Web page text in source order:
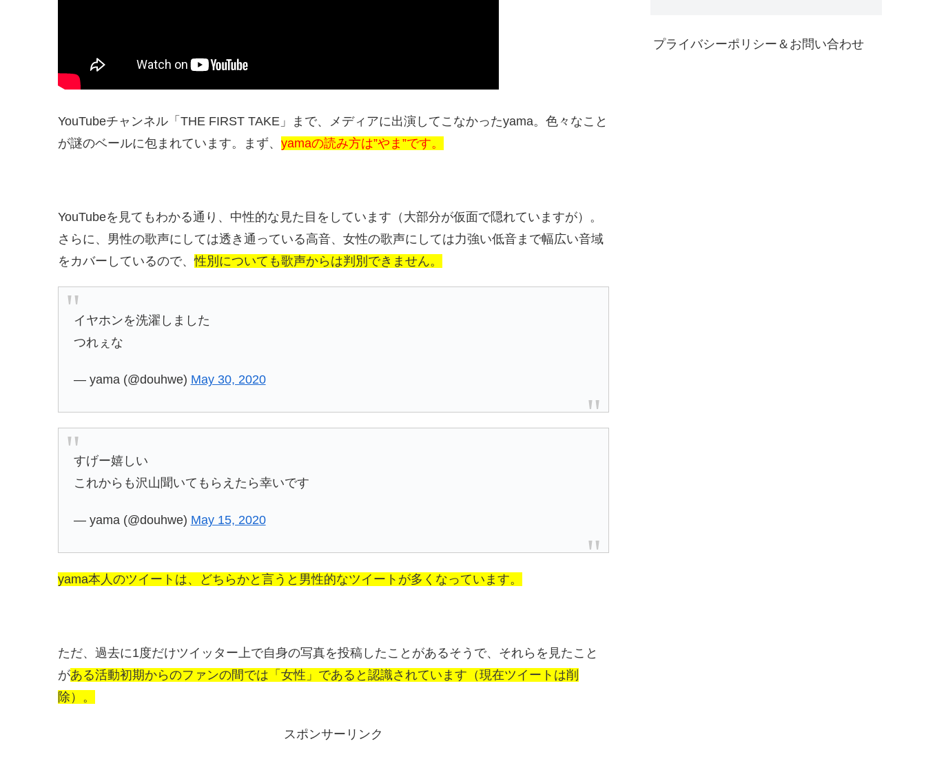
YouTubeチャンネル「THE FIRST TAKE」まで、メディアに出演してこなかったyama。色々なこと
が謎のベールに包まれています。まず、 yamaの読み方は”やま”です。
YouTubeを見てもわかる通り、中性的な見た目をしています（大部分が仮面で隠れていますが）。
さらに、男性の歌声にしては透き通っている高音、女性の歌声にしては力強い低音まで幅広い音域
をカバーしているので、性別についても歌声からは判別できません。
イヤホンを洗濯しました
つれぇな
— yama (@douhwe) May 30, 2020
すげー嬉しい
これからも沢山聞いてもらえたら幸いです
— yama (@douhwe) May 15, 2020
yama本人のツイートは、どちらかと言うと男性的なツイートが多くなっています。
ただ、過去に1度だけツイッター上で自身の写真を投稿したことがあるそうで、それらを見たこと
がある活動初期からのファンの間では「女性」であると認識されています（現在ツイートは削
除）。
スポンサーリンク
プライバシーポリシー＆お問い合わせ